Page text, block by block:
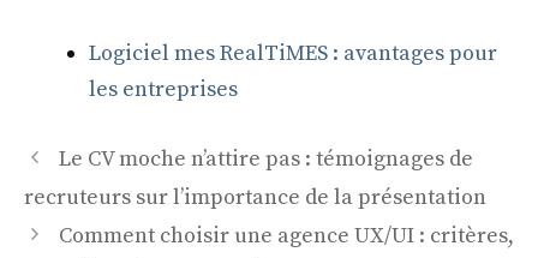
Logiciel mes RealTiMES : avantages pour
les entreprises
Le CV moche n’attire pas : témoignages de
recruteurs sur l’importance de la présentation
Comment choisir une agence UX/UI : critères,